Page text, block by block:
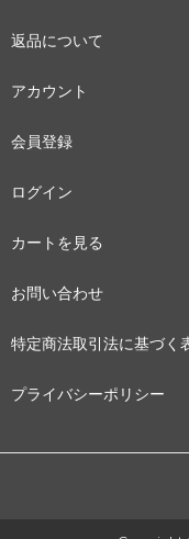
返品について
アカウント
会員登録
ログイン
カートを見る
お問い合わせ
特定商法取引法に基づく
プライバシーポリシー